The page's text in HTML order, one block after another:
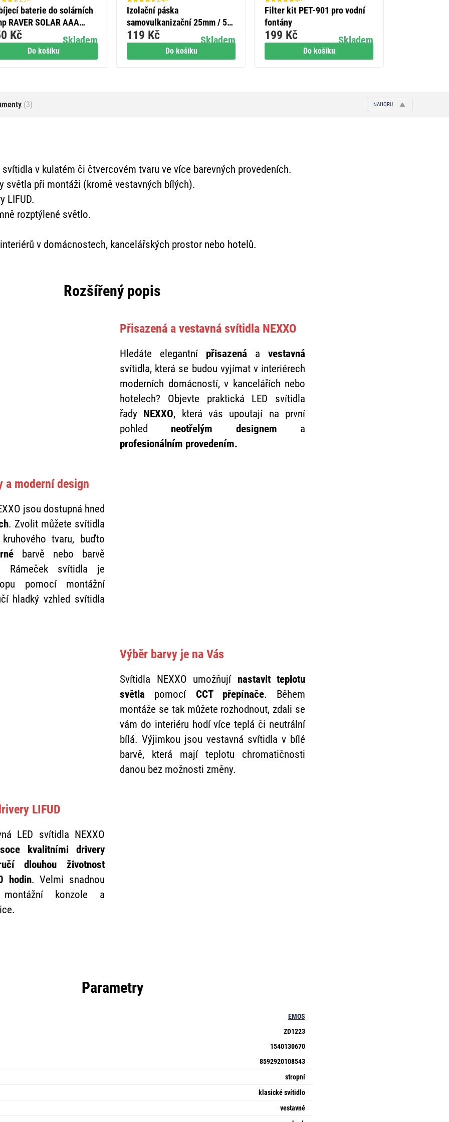
Do košíku
baterie do solárních
RAVER SOLAR AAA
400 mAh, 6 ksSkladem
Kč
Do košíku
Izolační páska
samovulkanizační 25mm / 5m
černá
Skladem
119 Kč
Do košíku
Filter kit PET-901 pro vodní
fontány
Skladem
199 Kč
(3) NAHORU
svítidla v kulatém či čtvercovém tvaru ve více barevných provedeních.
světla při montáži (kromě vestavných bílých).
LIFUD.
rozptýlené světlo.
v domácnostech, kancelářských prostor nebo hotelů.
Rozšířený popis
Přisazená a vestavná svítidla NEXXO
Hledáte elegantní přisazená a vestavná
svítidla, která se budou vyjímat v interiérech
moderních domácností, v kancelářích nebo
hotelech? Objevte praktická LED svítidla
řady NEXXO, která vás upoutají na první
pohled neotřelým designem a
profesionálním provedením.
a moderní design
jsou dostupná hned
. Zvolit můžete svítidla
tvaru, buďto
barvě nebo barvě
Rámeček svítidla je
pomocí montážní
hladký vzhled svítidla
Výběr barvy je na Vás
Svítidla NEXXO umožňují nastavit teplotu
světla pomocí CCT přepínače. Během
montáže se tak můžete rozhodnout, zdali se
vám do interiéru hodí více teplá či neutrální
bílá. Výjimkou jsou vestavná svítidla v bílé
barvě, která mají teplotu chromatičnosti
danou bez možnosti změny.
LIFUD
LED svítidla NEXXO
kvalitními drivery
dlouhou životnost
hodin. Velmi snadnou
konzole a
Parametry
EMOS
ZD1223
1540130670
8592920108543
stropní
klasické svítidlo
vestavné